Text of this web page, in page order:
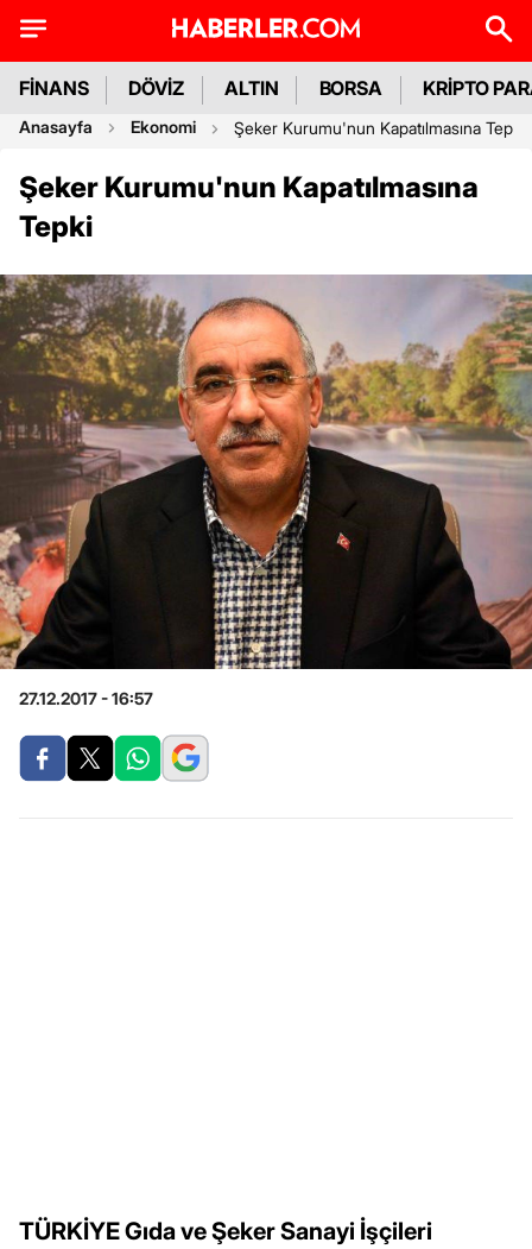
FİNANS DÖVİZ ALTIN BORSA KRİPTO
Anasayfa Ekonomi Şeker Kurumu'nun Kapatılmasına Tepki
Şeker Kurumu'nun Kapatılmasına
Tepki
27.12.2017 - 16:57
TÜRKİYE Gıda ve Şeker Sanayi İşçileri